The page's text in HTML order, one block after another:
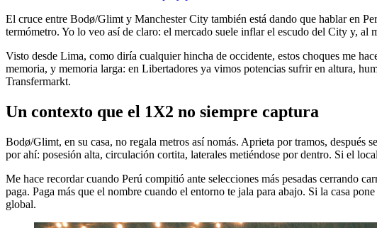
El cruce entre Bodø/Glimt y Manchester City también está dando que hablar en
termómetro. Yo lo veo así de claro: el mercado suele inflar el escudo del City y, al
Visto desde Lima, como diría cualquier hincha de occidente, estos choques me
memoria, y memoria larga: en Libertadores ya vimos potencias sufrir en altura,
Transfermarkt.
Un contexto que el 1X2 no siempre captura
Bodø/Glimt, en su casa, no regala metros así nomás. Aprieta por tramos, después
por ahí: posesión alta, circulación cortita, laterales metiéndose por dentro. Si el
Me hace recordar cuando Perú compitió ante selecciones más pesadas cerrando
paga. Paga más que el nombre cuando el entorno te jala para abajo. Si la casa
global.